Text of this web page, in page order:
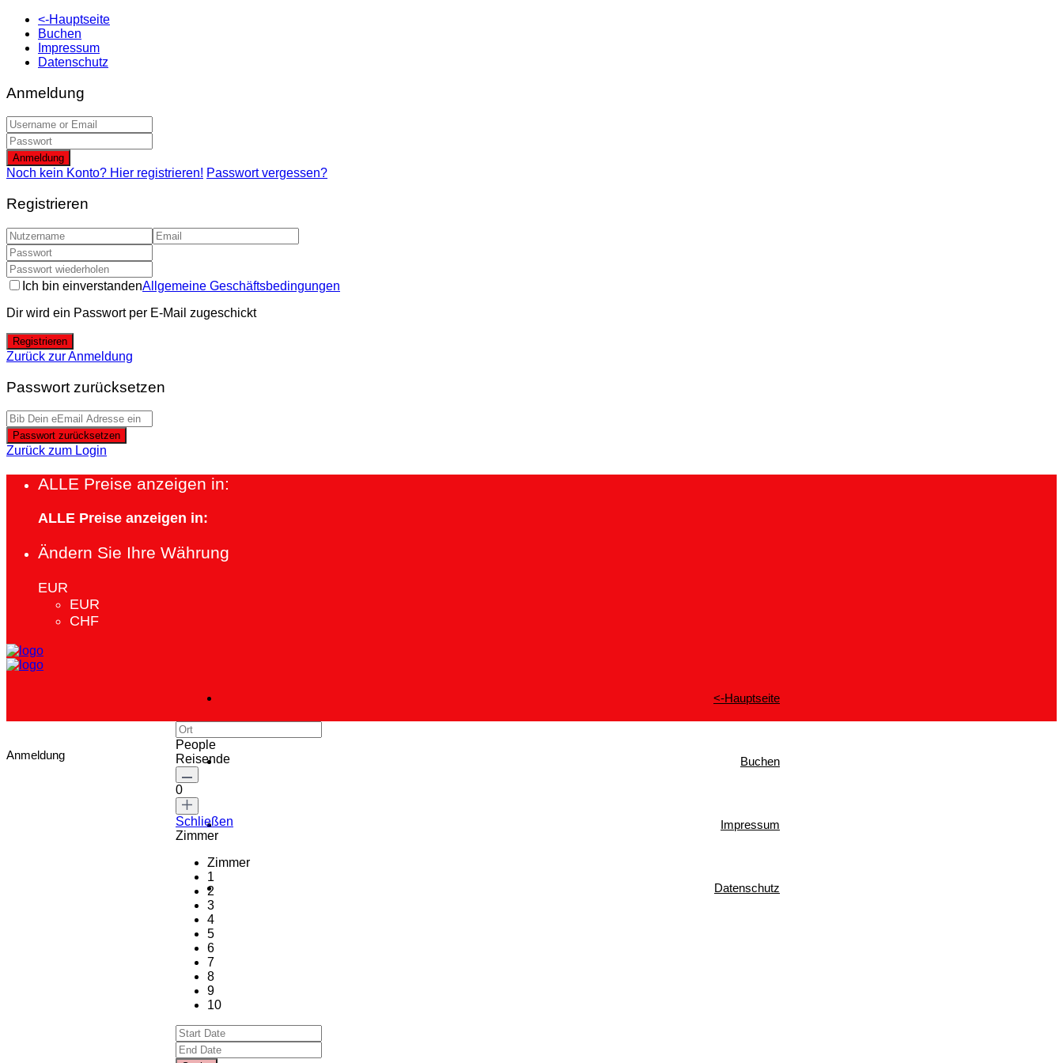
<-Hauptseite
Buchen
Impressum
Datenschutz
Anmeldung
Anmeldung
Noch kein Konto? Hier registrieren! Passwort vergessen?
Registrieren
Ich bin einverstandenAllgemeine Geschäftsbedingungen
Dir wird ein Passwort per E-Mail zugeschickt
Registrieren
Zurück zur Anmeldung
Passwort zurücksetzen
Passwort zurücksetzen
Zurück zum Login
ALLE Preise anzeigen in:
ALLE Preise anzeigen in:
Ändern Sie Ihre Währung
EUR
EUR
CHF
<-Hauptseite
Buchen
Impressum
Datenschutz
Anmeldung
People
Reisende
0
Schließen
Zimmer
Zimmer
1
2
3
4
5
6
7
8
9
10